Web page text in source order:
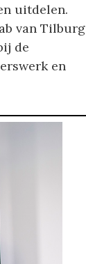
uitdelen.
van Tilburg
de
en